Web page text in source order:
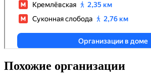
Похожие организации